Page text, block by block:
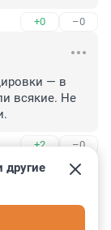
+0 –0
— в
всякие. Не
+2 –0
другие